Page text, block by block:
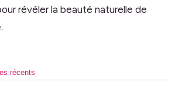
révéler la beauté naturelle de
récents